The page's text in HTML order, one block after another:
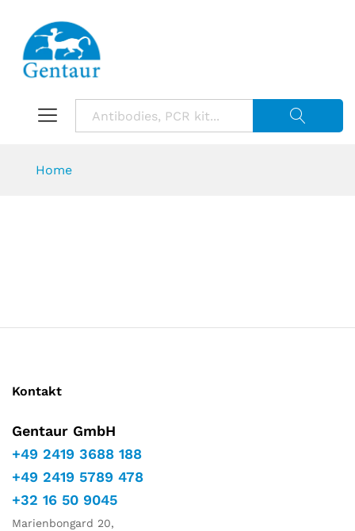
Home
Kontakt
Gentaur GmbH
+49 2419 3688 188
+49 2419 5789 478
+32 16 50 9045
Marienbongard 20,